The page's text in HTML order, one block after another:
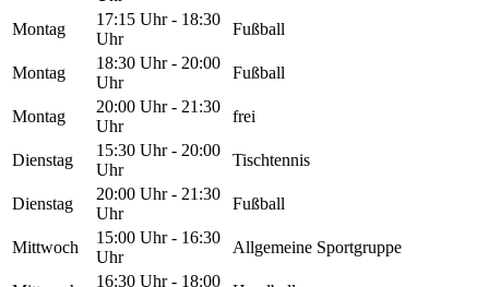
Montag
17:15 Uhr - 18:30
Uhr
Fußball
Montag
18:30 Uhr - 20:00
Uhr
Fußball
Montag
20:00 Uhr - 21:30
Uhr
frei
Dienstag
15:30 Uhr - 20:00
Uhr
Tischtennis
Dienstag
20:00 Uhr - 21:30
Uhr
Fußball
Mittwoch
15:00 Uhr - 16:30
Uhr
Allgemeine Sportgruppe
16:30 Uhr - 18:00